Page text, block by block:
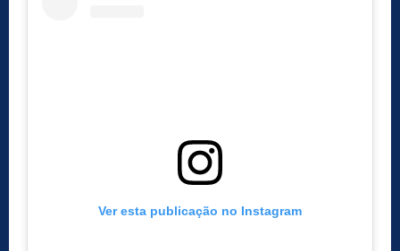
Ver esta publicação no Instagram